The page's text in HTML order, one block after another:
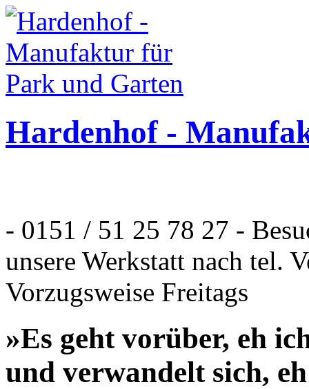
Hardenhof -
- 0151 / 51 25 78 27 -
unsere Werkstatt nach tel.
Vorzugsweise Freitags
»Es geht vorüber, eh
und verwandelt sich,